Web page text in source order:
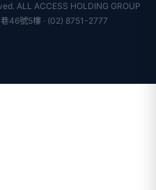
ALL ACCESS HOLDING GROUP
46號5樓 · (02) 8751-2777